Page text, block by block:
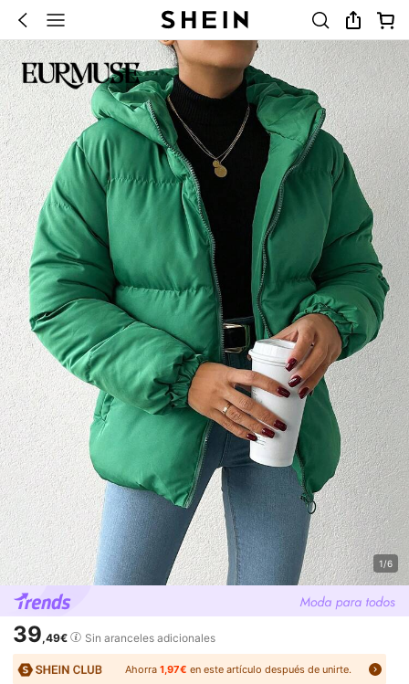
1/6
39,49€ Sin aranceles adicionales
Ahorra 1,97€ en este artículo después de unirte.